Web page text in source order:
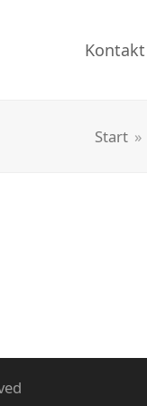
Kontakt
Start »